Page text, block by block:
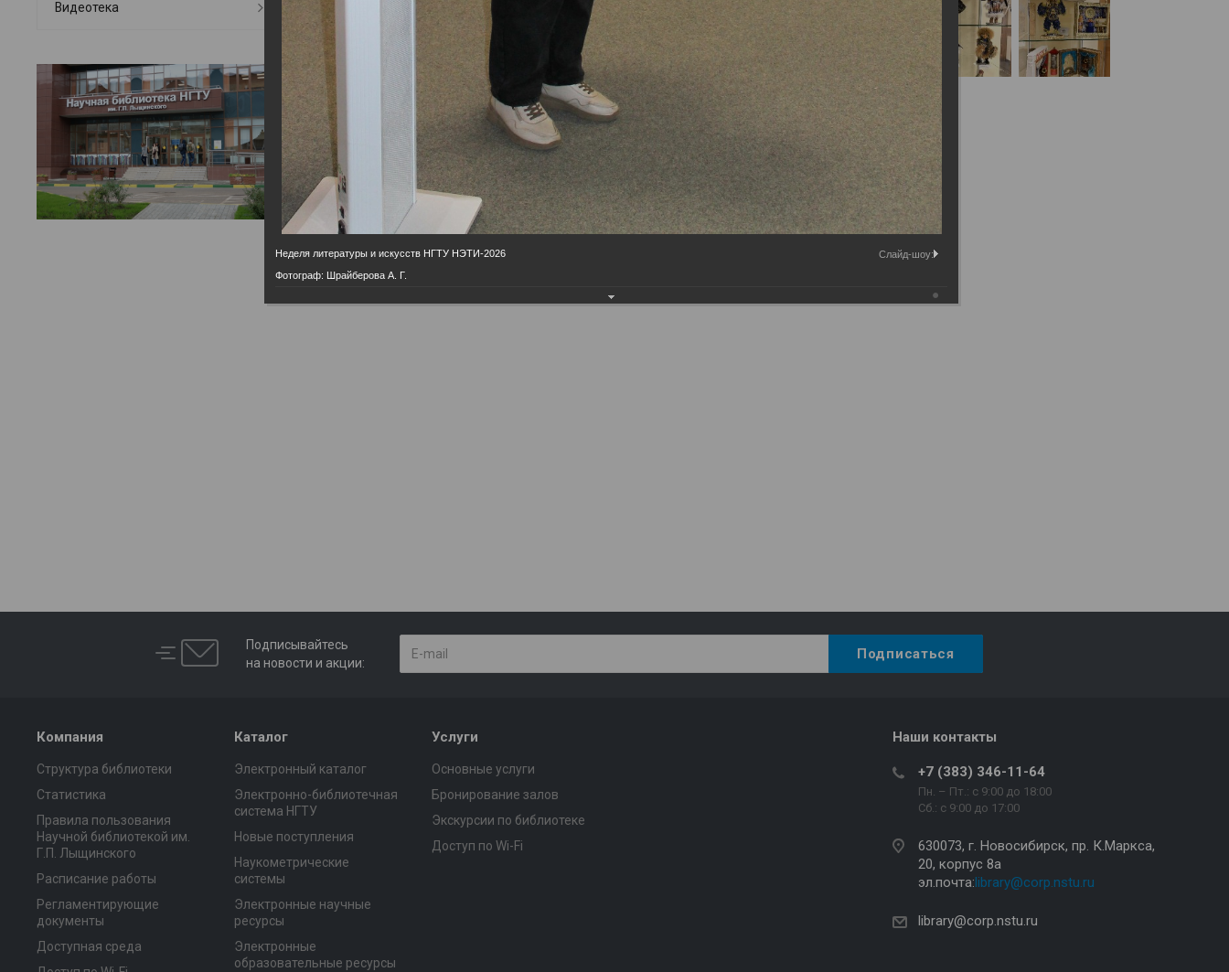
Видеотека
Подписывайтесь
на новости и акции:
Компания
Структура библиотеки
Статистика
Правила пользования
Научной библиотекой им.
Г.П. Лыщинского
Расписание работы
Регламентирующие
документы
Доступная среда
Каталог
Электронный каталог
Электронно-библиотечная
система НГТУ
Новые поступления
Наукометрические
системы
Электронные научные
ресурсы
Электронные
образовательные ресурсы
Услуги
Основные услуги
Бронирование залов
Экскурсии по библиотеке
Доступ по Wi-Fi
Наши контакты
+7 (383) 346-11-64
Пн. – Пт.: с 9:00 до 18:00
Сб.: c 9:00 до 17:00
630073, г. Новосибирск, пр. К.Маркса,
20, корпус 8а
эл.почта:library@corp.nstu.ru
library@corp.nstu.ru
Неделя литературы и искусств НГТУ НЭТИ-2026
Фотограф: Шрайберова А. Г.
Слайд-шоу: